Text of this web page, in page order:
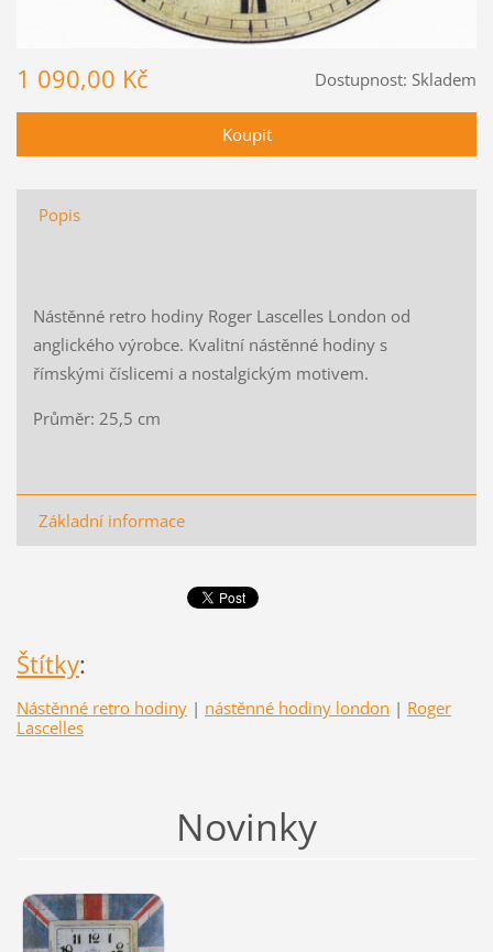
Dostupnost: Skladem
1 090,00 Kč
Popis
Nástěnné retro hodiny Roger Lascelles London od
anglického výrobce. Kvalitní nástěnné hodiny s
římskými číslicemi a nostalgickým motivem.
Průměr: 25,5 cm
Základní informace
Štítky:
Nástěnné retro hodiny | nástěnné hodiny london | Roger
Lascelles
Novinky